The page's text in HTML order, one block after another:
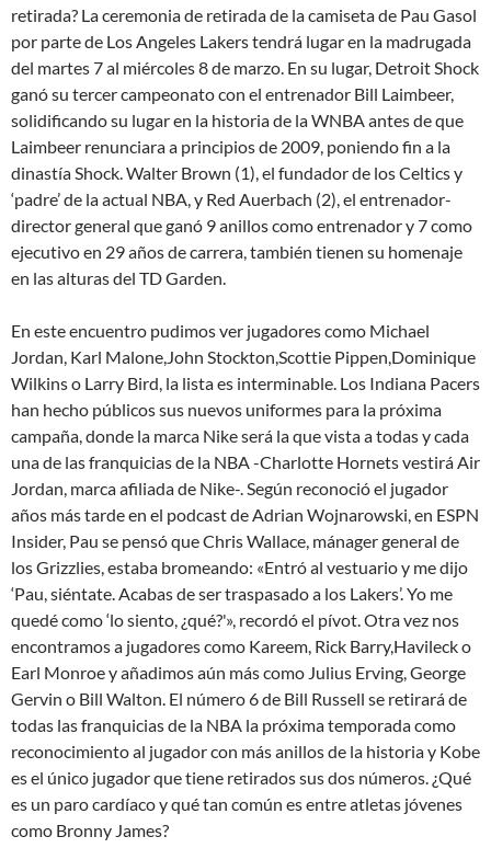
retirada? La ceremonia de retirada de la camiseta de Pau Gasol
por parte de Los Angeles Lakers tendrá lugar en la madrugada
del martes 7 al miércoles 8 de marzo. En su lugar, Detroit Shock
ganó su tercer campeonato con el entrenador Bill Laimbeer,
solidificando su lugar en la historia de la WNBA antes de que
Laimbeer renunciara a principios de 2009, poniendo fin a la
dinastía Shock. Walter Brown (1), el fundador de los Celtics y
‘padre’ de la actual NBA, y Red Auerbach (2), el entrenador-
director general que ganó 9 anillos como entrenador y 7 como
ejecutivo en 29 años de carrera, también tienen su homenaje
en las alturas del TD Garden.
En este encuentro pudimos ver jugadores como Michael
Jordan, Karl Malone,John Stockton,Scottie Pippen,Dominique
Wilkins o Larry Bird, la lista es interminable. Los Indiana Pacers
han hecho públicos sus nuevos uniformes para la próxima
campaña, donde la marca Nike será la que vista a todas y cada
una de las franquicias de la NBA -Charlotte Hornets vestirá Air
Jordan, marca afiliada de Nike-. Según reconoció el jugador
años más tarde en el podcast de Adrian Wojnarowski, en ESPN
Insider, Pau se pensó que Chris Wallace, mánager general de
los Grizzlies, estaba bromeando: «Entró al vestuario y me dijo
‘Pau, siéntate. Acabas de ser traspasado a los Lakers’. Yo me
quedé como ‘lo siento, ¿qué?'», recordó el pívot. Otra vez nos
encontramos a jugadores como Kareem, Rick Barry,Havileck o
Earl Monroe y añadimos aún más como Julius Erving, George
Gervin o Bill Walton. El número 6 de Bill Russell se retirará de
todas las franquicias de la NBA la próxima temporada como
reconocimiento al jugador con más anillos de la historia y Kobe
es el único jugador que tiene retirados sus dos números. ¿Qué
es un paro cardíaco y qué tan común es entre atletas jóvenes
como Bronny James?